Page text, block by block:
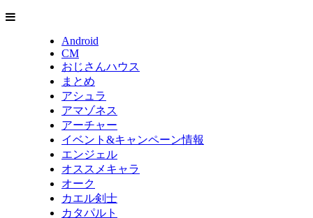
Android
CM
おじさんハウス
まとめ
アシュラ
アマゾネス
アーチャー
イベント&キャンペーン情報
エンジェル
オススメキャラ
オーク
カエル剣士
カタパルト